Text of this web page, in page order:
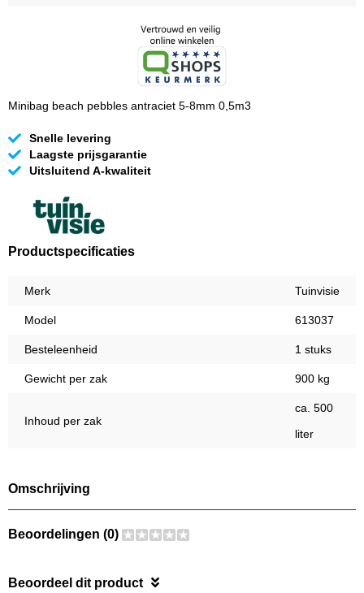
Minibag beach pebbles antraciet 5-8mm 0,5m3
Snelle levering
Laagste prijsgarantie
Uitsluitend A-kwaliteit
Productspecificaties
Merk Tuinvisie
Model 613037
Besteleenheid 1 stuks
Gewicht per zak 900 kg
Inhoud per zak
ca. 500
liter
Omschrijving
Beoordelingen (0)
Beoordeel dit product